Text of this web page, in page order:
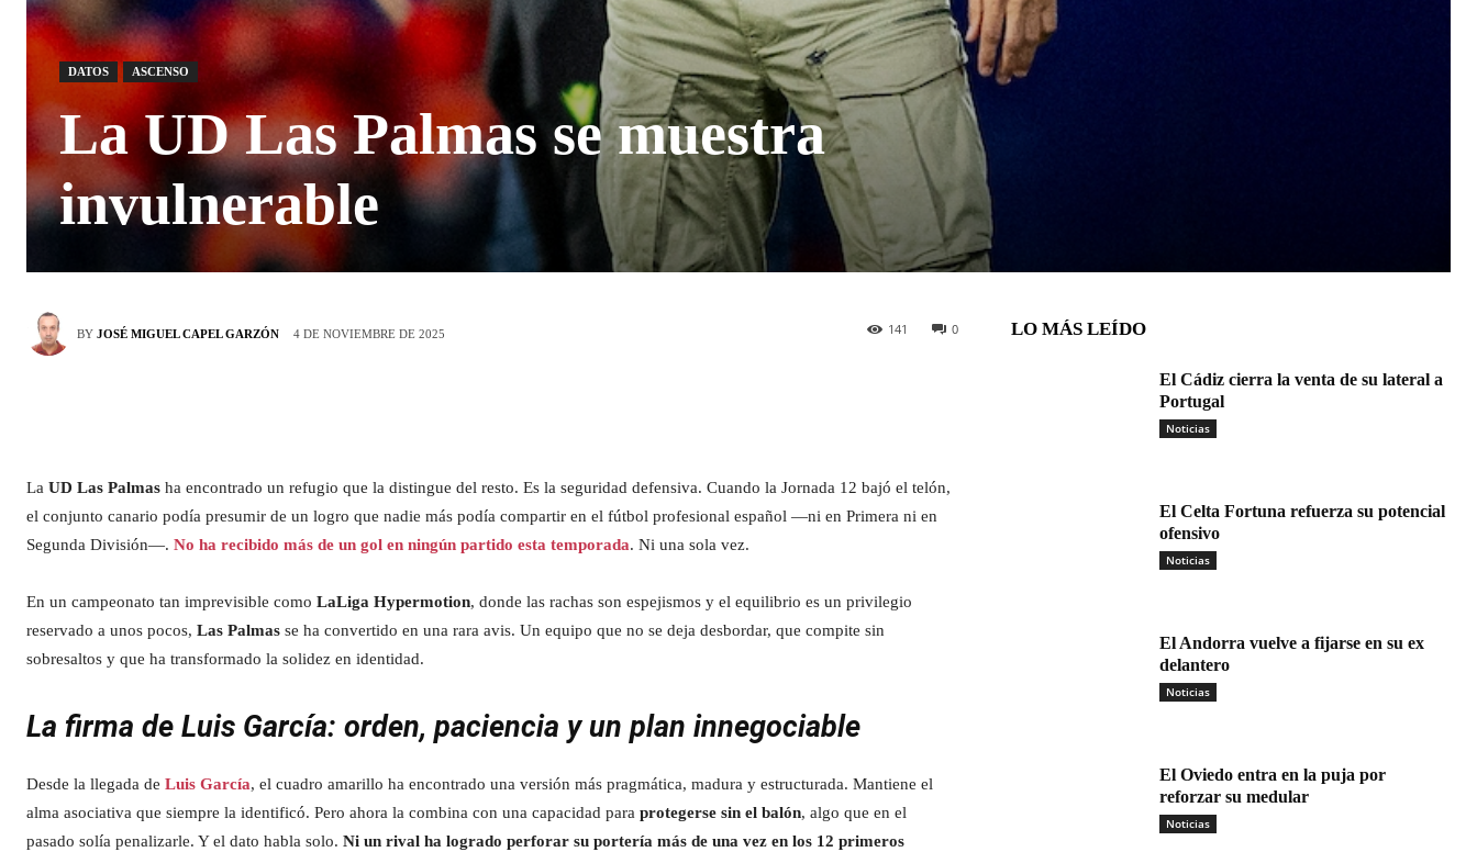
DATOS ASCENSO
La UD Las Palmas se muestra
invulnerable
BY JOSÉ MIGUEL CAPEL GARZÓN 4 DE NOVIEMBRE DE 2025 0
141
La UD Las Palmas ha encontrado un refugio que la distingue del resto. Es la seguridad defensiva. Cuando la Jornada 12 bajó el telón,
el conjunto canario podía presumir de un logro que nadie más podía compartir en el fútbol profesional español —ni en Primera ni en
Segunda División—. No ha recibido más de un gol en ningún partido esta temporada. Ni una sola vez.
En un campeonato tan imprevisible como LaLiga Hypermotion, donde las rachas son espejismos y el equilibrio es un privilegio
reservado a unos pocos, Las Palmas se ha convertido en una rara avis. Un equipo que no se deja desbordar, que compite sin
sobresaltos y que ha transformado la solidez en identidad.
La firma de Luis García: orden, paciencia y un plan innegociable
Desde la llegada de Luis García, el cuadro amarillo ha encontrado una versión más pragmática, madura y estructurada. Mantiene el
alma asociativa que siempre la identificó. Pero ahora la combina con una capacidad para protegerse sin el balón, algo que en el
pasado solía penalizarle. Y el dato habla solo. Ni un rival ha logrado perforar su portería más de una vez en los 12 primeros
LO MÁS LEÍDO
El Cádiz cierra la venta de su lateral a
Portugal
Noticias
El Celta Fortuna refuerza su potencial
ofensivo
Noticias
El Andorra vuelve a fijarse en su ex
delantero
Noticias
El Oviedo entra en la puja por
reforzar su medular
Noticias